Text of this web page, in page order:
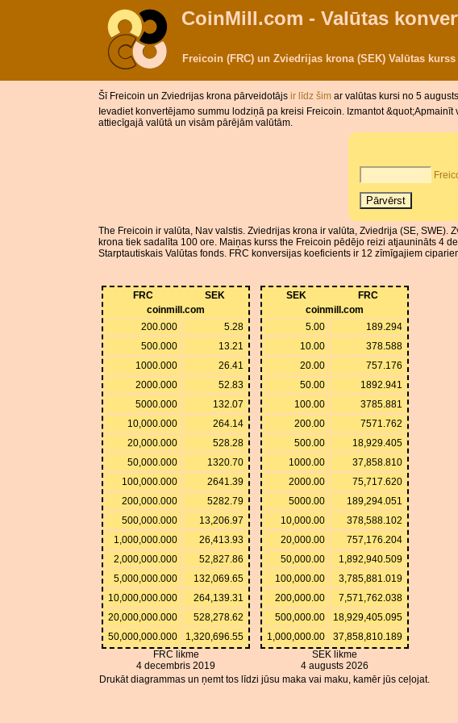
CoinMill.com - Valūtas
Freicoin (FRC) un Zviedrijas krona (SEK) Valūtas
Šī Freicoin un Zviedrijas krona pārveidotājs ir līdz šim ar valūtas kursi no 5
Ievadiet konvertējamo summu lodziņā pa kreisi Freicoin. Izmantot
attiecīgajā valūtā un visām pārējām valūtām.
The Freicoin ir valūta, Nav valstis. Zviedrijas krona ir valūta, Zviedrija (SE, SWE).
krona tiek sadalīta 100 ore. Maiņas kurss the Freicoin pēdējo reizi atjaunināts 4
Starptautiskais Valūtas fonds. FRC konversijas koeficients ir 12 zīmīgajiem
FRC
SEK
coinmill.com
200.000
5.28
500.000
13.21
1000.000
26.41
2000.000
52.83
5000.000
132.07
10,000.000
264.14
20,000.000
528.28
50,000.000
1320.70
100,000.000
2641.39
200,000.000
5282.79
500,000.000
13,206.97
1,000,000.000
26,413.93
2,000,000.000
52,827.86
5,000,000.000
132,069.65
10,000,000.000
264,139.31
20,000,000.000
528,278.62
50,000,000.000
1,320,696.55
FRC likme
4 decembris 2019
SEK
FRC
coinmill.com
5.00
189.294
10.00
378.588
20.00
757.176
50.00
1892.941
100.00
3785.881
200.00
7571.762
500.00
18,929.405
1000.00
37,858.810
2000.00
75,717.620
5000.00
189,294.051
10,000.00
378,588.102
20,000.00
757,176.204
50,000.00
1,892,940.509
100,000.00
3,785,881.019
200,000.00
7,571,762.038
500,000.00
18,929,405.095
1,000,000.00
37,858,810.189
SEK likme
4 augusts 2026
Drukāt diagrammas un ņemt tos līdzi jūsu maka vai maku, kamēr jūs ceļojat.